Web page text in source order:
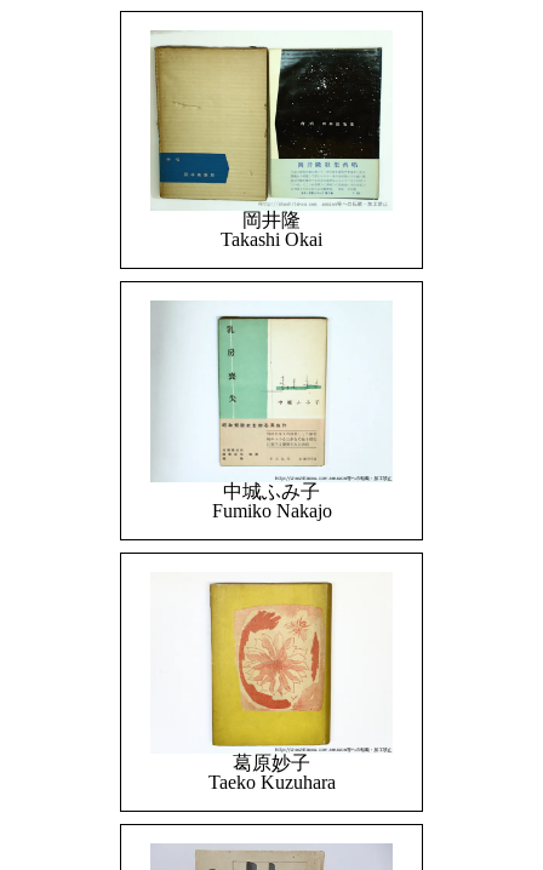
岡井隆
Takashi Okai
中城ふみ子
Fumiko Nakajo
葛原妙子
Taeko Kuzuhara